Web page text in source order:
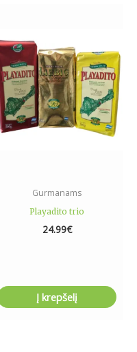
Gurmanams
Playadito trio
24.99€
Į krepšelį